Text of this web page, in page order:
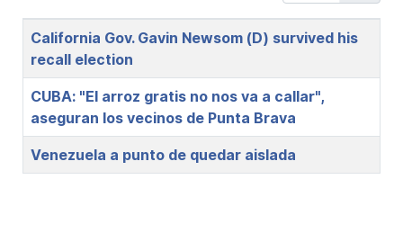
Title
California Gov. Gavin Newsom (D) survived his
recall election
CUBA: "El arroz gratis no nos va a callar",
aseguran los vecinos de Punta Brava
Venezuela a punto de quedar aislada